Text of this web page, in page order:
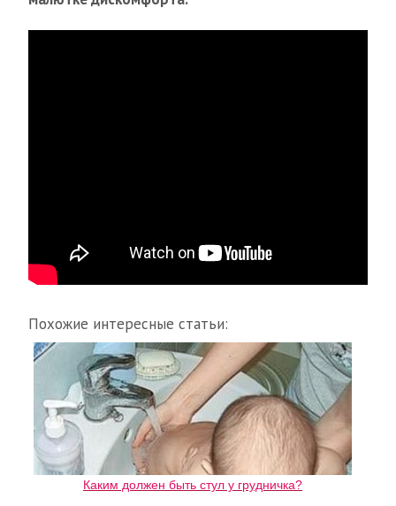
Похожие интересные статьи:
Каким должен быть стул у грудничка?